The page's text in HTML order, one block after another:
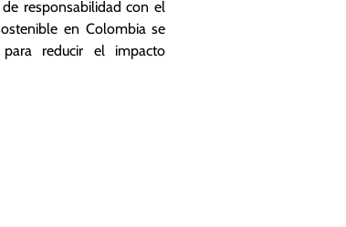
responsabilidad con el
en Colombia se
reducir el impacto